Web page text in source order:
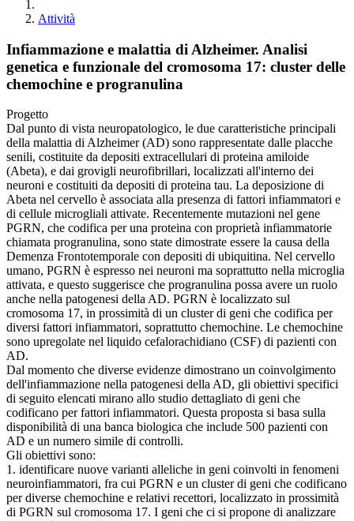
Attività
Infiammazione e malattia di Alzheimer. Analisi
genetica e funzionale del cromosoma 17: cluster delle
chemochine e progranulina
Progetto
Dal punto di vista neuropatologico, le due caratteristiche principali
della malattia di Alzheimer (AD) sono rappresentate dalle placche
senili, costituite da depositi extracellulari di proteina amiloide
(Abeta), e dai grovigli neurofibrillari, localizzati all'interno dei
neuroni e costituiti da depositi di proteina tau. La deposizione di
Abeta nel cervello è associata alla presenza di fattori infiammatori e
di cellule microgliali attivate. Recentemente mutazioni nel gene
PGRN, che codifica per una proteina con proprietà infiammatorie
chiamata progranulina, sono state dimostrate essere la causa della
Demenza Frontotemporale con depositi di ubiquitina. Nel cervello
umano, PGRN è espresso nei neuroni ma soprattutto nella microglia
attivata, e questo suggerisce che progranulina possa avere un ruolo
anche nella patogenesi della AD. PGRN è localizzato sul
cromosoma 17, in prossimità di un cluster di geni che codifica per
diversi fattori infiammatori, soprattutto chemochine. Le chemochine
sono upregolate nel liquido cefalorachidiano (CSF) di pazienti con
AD.
Dal momento che diverse evidenze dimostrano un coinvolgimento
dell'infiammazione nella patogenesi della AD, gli obiettivi specifici
di seguito elencati mirano allo studio dettagliato di geni che
codificano per fattori infiammatori. Questa proposta si basa sulla
disponibilità di una banca biologica che include 500 pazienti con
AD e un numero simile di controlli.
Gli obiettivi sono:
1. identificare nuove varianti alleliche in geni coinvolti in fenomeni
neuroinfiammatori, fra cui PGRN e un cluster di geni che codificano
per diverse chemochine e relativi recettori, localizzato in prossimità
di PGRN sul cromosoma 17. I geni che ci si propone di analizzare